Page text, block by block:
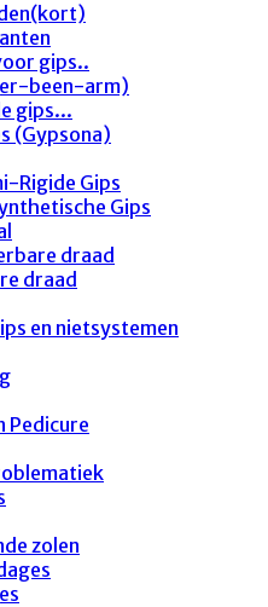
gips..
been-arm)
gips...
(Gypsona)
Rigide Gips
Gips
draad
draad
en nietsystemen
Pedicure
zolen